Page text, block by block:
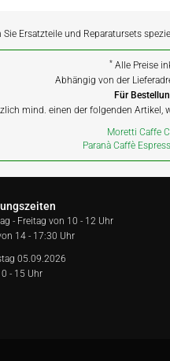
Sie Ersatzteile und Reparatursets
* Alle Preise
Abhängig von der
Für
mind. einen der folgenden
Moretti Caffe
Paranà Caffè
- Freitag von 10 - 12 Uhr
14 - 17:30 Uhr
05.09.2026
- 15 Uhr